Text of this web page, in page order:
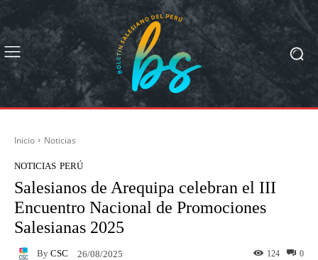
Inicio Noticias
NOTICIAS PERÚ
Salesianos de Arequipa celebran el III
Encuentro Nacional de Promociones
Salesianas 2025
By CSC 26/08/2025 0
124